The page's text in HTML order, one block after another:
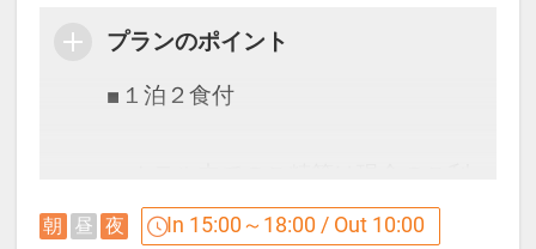
みの設置となります。
◇コンドミニアム◇
滞在にも適した造りです。 最大5名
プランのポイント
■１泊２食付
・ホテル内でのご精算は現金のご利
用はできません。クレジットカー
朝 昼 夜 In 15:00～18:00 / Out 10:00